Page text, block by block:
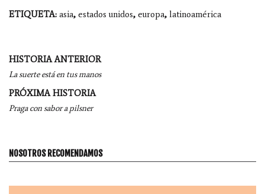
ETIQUETA: asia, estados unidos, europa, latinoamérica
Navegación
por
entradas
HISTORIA ANTERIOR
La suerte está en tus manos
PRÓXIMA HISTORIA
Praga con sabor a pilsner
NOSOTROS RECOMENDAMOS